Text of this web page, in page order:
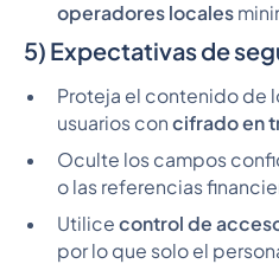
operadores locales
5) Expectativas de
Proteja el contenido de
usuarios con cifrado en
Oculte los campos
o las referencias
Utilice control de
por lo que solo el